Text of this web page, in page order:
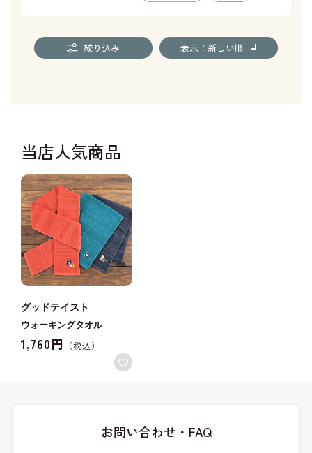
絞り込み 表示：新しい順
当店人気商品
グッドテイスト
ウォーキングタオル
1,760円
お問い合わせ・FAQ